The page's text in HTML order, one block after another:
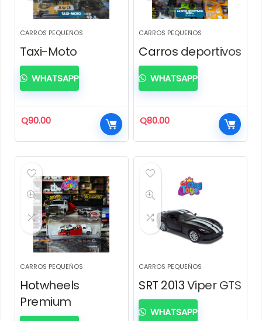
CARROS PEQUEÑOS
Taxi-Moto
Q90.00
WHATSAPP
CARROS PEQUEÑOS
Carros deportivos
Q80.00
WHATSAPP
CARROS PEQUEÑOS
Hotwheels
Premium
CARROS PEQUEÑOS
SRT 2013 Viper GTS
WHATSAPP